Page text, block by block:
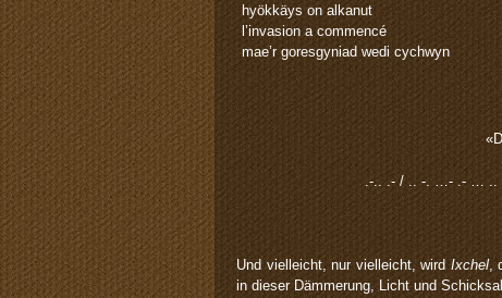
hyökkäys on alkanut
l’invasion a commencé
mae’r goresgyniad wedi cychwyn
.-.. .- / .. -. …- .- … ..
Und vielleicht, nur vielleicht, wirdIxchel,
in dieser Dämmerung, Licht und